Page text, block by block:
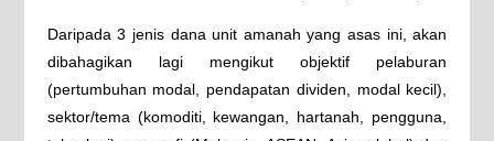
Daripada 3 jenis dana unit amanah yang asas ini, akan
dibahagikan lagi mengikut objektif pelaburan
(pertumbuhan modal, pendapatan dividen, modal kecil),
sektor/tema (komoditi, kewangan, hartanah, pengguna,